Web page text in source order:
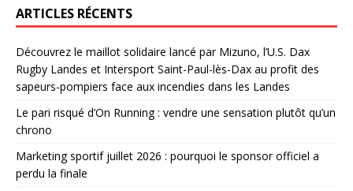
ARTICLES RÉCENTS
Découvrez le maillot solidaire lancé par Mizuno, l’U.S. Dax
Rugby Landes et Intersport Saint-Paul-lès-Dax au profit des
sapeurs-pompiers face aux incendies dans les Landes
Le pari risqué d’On Running : vendre une sensation plutôt qu’un
chrono
Marketing sportif juillet 2026 : pourquoi le sponsor officiel a
perdu la finale